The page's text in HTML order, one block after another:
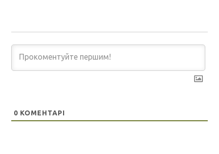
0 КОМЕНТАРІ